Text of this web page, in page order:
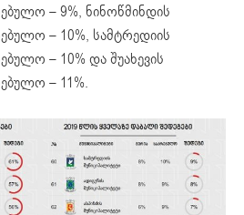
– 9%, ნინოწმინდის
– 10%, სამტრედიის
– 10% და შუახევის
– 11%.